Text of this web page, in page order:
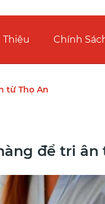
Thiệu Chính
từ Thọ An
để tri ân